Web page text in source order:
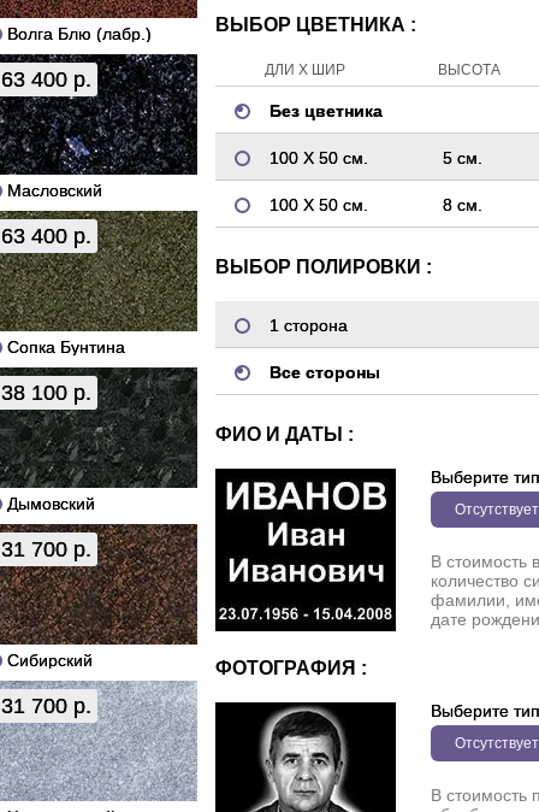
Волга Блю (лабр.)
63 400 р.
Масловский
63 400 р.
Сопка Бунтина
38 100 р.
Дымовский
31 700 р.
Сибирский
31 700 р.
ВЫБОР ЦВЕТНИКА :
ДЛИ Х ШИР ВЫСОТА
Без цветника
100 Х 50 см. 5 см.
100 Х 50 см. 8 см.
ВЫБОР ПОЛИРОВКИ :
1 сторона
Все стороны
ФИО И ДАТЫ :
Выберите тип
Отсутствует
В стоимость
количество
фамилии,
дате
ФОТОГРАФИЯ :
Выберите тип
Отсутствует
В стоимость